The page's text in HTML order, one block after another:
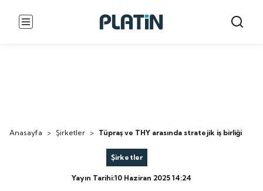
Anasayfa > Şirketler > Tüpraş ve THY arasında stratejik iş birliği
Şirketler
Yayın Tarihi:10 Haziran 2025 14:24